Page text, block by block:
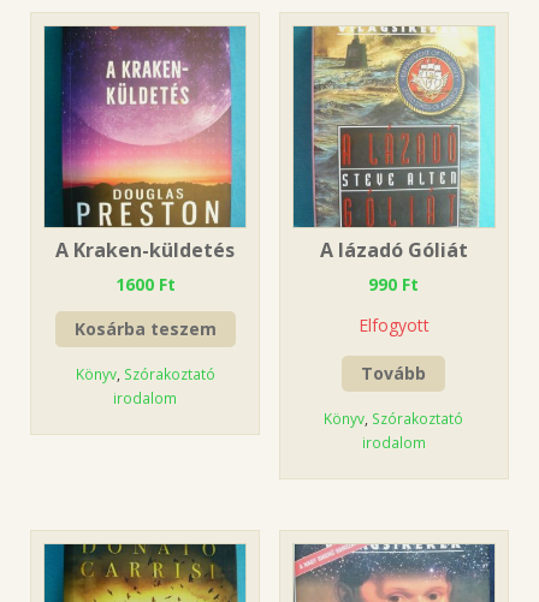
A Kraken-küldetés
1600 Ft
Kosárba teszem
Könyv, Szórakoztató
irodalom
A lázadó Góliát
990 Ft
Elfogyott
Tovább
Könyv Szórakoztató
irodalom